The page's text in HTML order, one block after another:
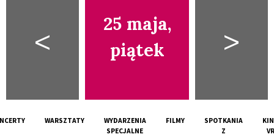
<
25 maja,
piątek
>
WARSZTATY
WYDARZENIA
SPECJALNE
FILMY
SPOTKANIA
Z
VR